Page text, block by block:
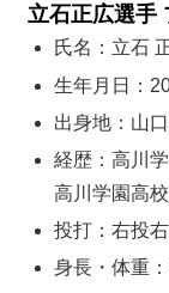
立石正広選手
氏名：立石
生年月日：
出身地：山
経歴：高川
高川学園高
投打：右投
身長・体重